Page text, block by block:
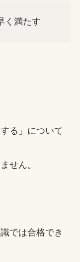
く満たす
る」について
せん。
では合格でき